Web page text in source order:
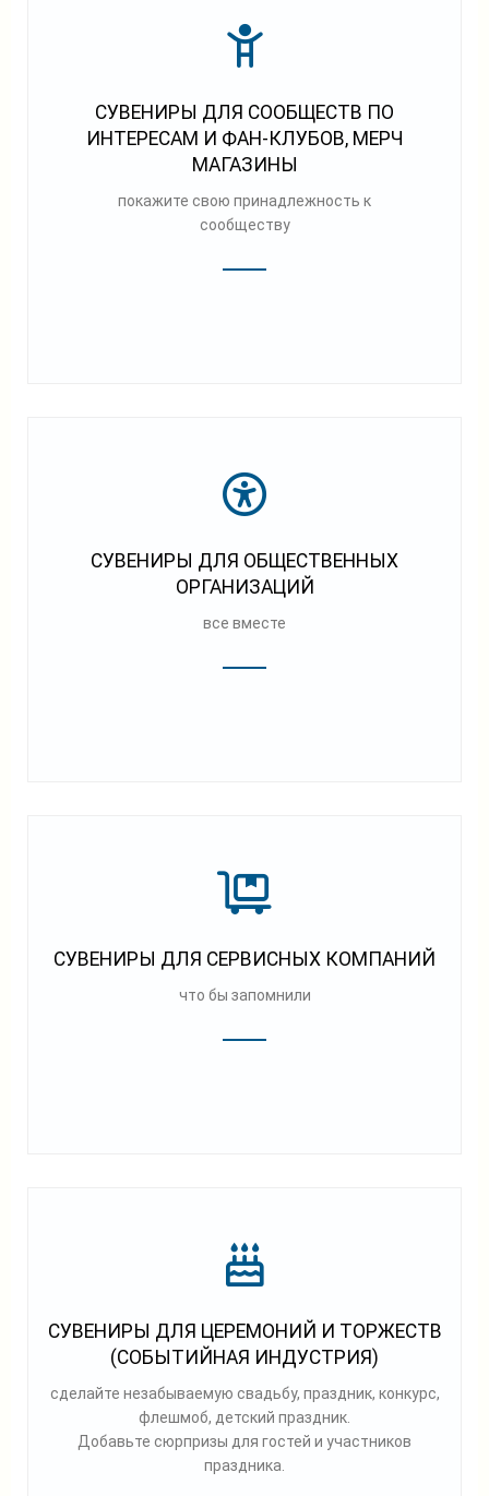
СУВЕНИРЫ ДЛЯ СООБЩЕСТВ ПО
ИНТЕРЕСАМ И ФАН-КЛУБОВ, МЕРЧ
МАГАЗИНЫ
покажите свою принадлежность к
сообществу
СУВЕНИРЫ ДЛЯ ОБЩЕСТВЕННЫХ
ОРГАНИЗАЦИЙ
все вместе
СУВЕНИРЫ ДЛЯ СЕРВИСНЫХ КОМПАНИЙ
что бы запомнили
СУВЕНИРЫ ДЛЯ ЦЕРЕМОНИЙ И ТОРЖЕСТВ
(СОБЫТИЙНАЯ ИНДУСТРИЯ)
сделайте незабываемую свадьбу, праздник, конкурс,
флешмоб, детский праздник.
Добавьте сюрпризы для гостей и участников
праздника.